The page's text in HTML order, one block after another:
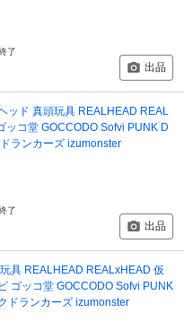
了
出品
ド 真頭玩具 REALHEAD REAL
コ堂 GOCCODO Sofvi PUNK D
ランカーズ izumonster
了
出品
具 REALHEAD REALxHEAD 仮
ゴッコ堂 GOCCODO Sofvi PUNK
ドランカーズ izumonster